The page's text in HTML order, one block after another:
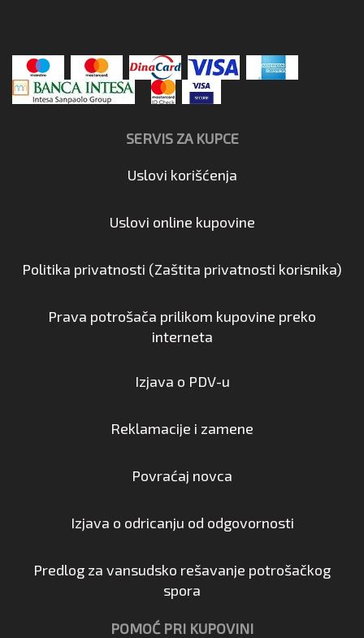
SERVIS ZA KUPCE
Uslovi korišćenja
Uslovi online kupovine
Politika privatnosti (Zaštita privatnosti korisnika)
Prava potrošača prilikom kupovine preko
interneta
Izjava o PDV-u
Reklamacije i zamene
Povraćaj novca
Izjava o odricanju od odgovornosti
Predlog za vansudsko rešavanje potrošačkog
spora
POMOĆ PRI KUPOVINI